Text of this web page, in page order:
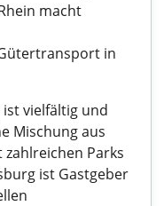
macht
in
vielfältig und
Mischung aus
Parks
ist Gastgeber